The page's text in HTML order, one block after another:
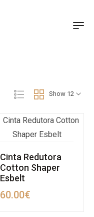
Show 12
Cinta Redutora
Cotton Shaper
Esbelt
60.00€